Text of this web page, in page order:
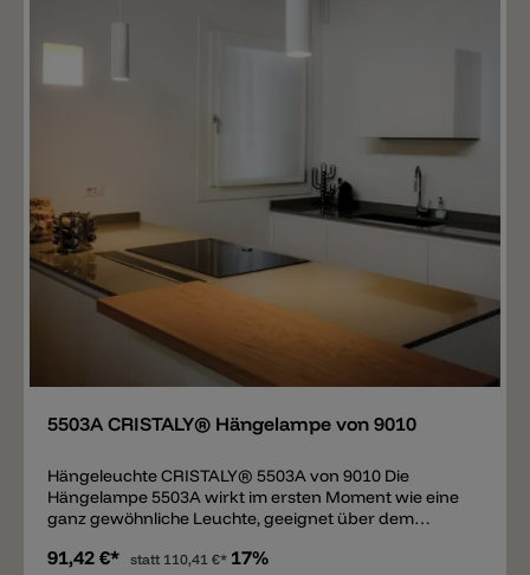
5503A CRISTALY® Hängelampe von 9010
Hängeleuchte CRISTALY® 5503A von 9010 Die
Hängelampe 5503A wirkt im ersten Moment wie eine
ganz gewöhnliche Leuchte, geeignet über dem
Sideboards und Nachtkästchen. Es handelt sich
91,42 €* statt 110,41 €* 17%